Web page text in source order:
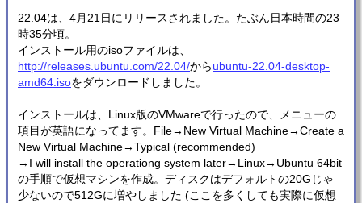
22.04は、4月21日にリリースされました。たぶん日本時間の23
時35分頃。
インストール用のisoファイルは、
http://releases.ubuntu.com/22.04/からubuntu-22.04-desktop-
amd64.isoをダウンロードしました。
インストールは、Linux版のVMwareで行ったので、メニューの
項目が英語になってます。File→New Virtual Machine→Create a
New Virtual Machine→Typical (recommended)
→I will install the operationg system later→Linux→Ubuntu 64bit
の手順で仮想マシンを作成。ディスクはデフォルトの20Gじゃ
少ないので512Gに増やしました (ここを多くしても実際に仮想